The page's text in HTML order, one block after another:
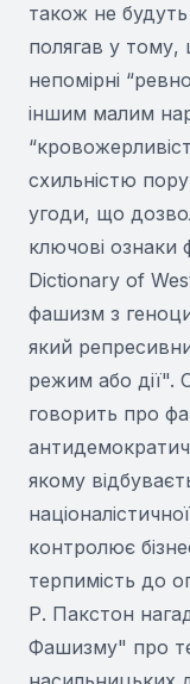
також не будуть
полягав у тому,
непомірні
іншим малим
схильністю
угоди, що
ключові
Dictionary of
фашизм з
який
режим або дії".
говорить про
якому
контролює
терпимість до
Р. Пакстон
Фашизму" про